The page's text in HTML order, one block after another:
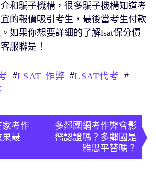
和騙子機構，很多騙子機構知道考
的報價吸引考生，最後當考生付款
如果你想要詳細的了解lsat保分價
服聯是！
#LSAT 作弊 #LSAT代考 #
考作
最
多鄰國網考作弊會影
嚮認證嗎？多鄰國是
雅思平替嗎？